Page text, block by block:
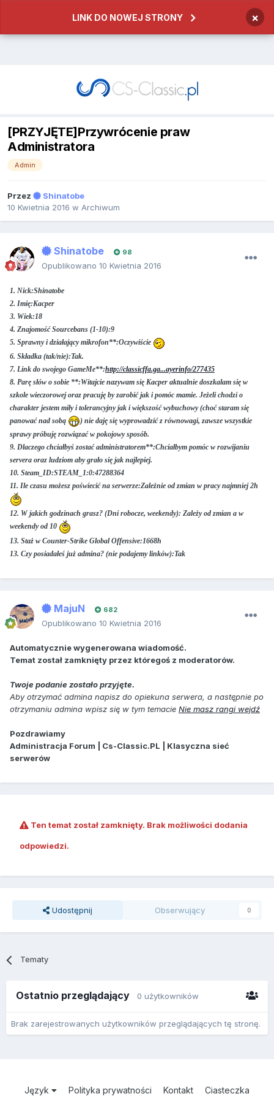
LINK DO NOWEJ STRONY ×
[PRZYJĘTE]Przywrócenie praw
Administratora
Admin
Przez
Shinatobe
10 Kwietnia 2016 w Archiwum
Shinatobe 98
Opublikowano 10 Kwietnia 2016
1. Nick:Shinatobe
2. Imię:Kacper
3. Wiek:18
4. Znajomość Sourcebans (1-10):9
5. Sprawny i działający mikrofon**:Oczywiście
6. Składka (tak/nie):Tak.
7. Link do swojego GameMe**:http://classicffa.ga...ayerinfo/277435
8. Parę słów o sobie **:Witajcie nazywam się Kacper aktualnie doszkalam się w
szkole wieczorowej oraz pracuję by zarobić jak i pomóc mamie. Jeżeli chodzi o
charakter jestem miły i tolerancyjny jak i większość wybuchowy (choć staram się
panować nad sobą
) nie daję się wyprowadzić z równowagi, zawsze wszystkie
sprawy próbuję rozwiązać w pokojowy sposób.
9. Dlaczego chciałbyś zostać administratorem**:Chciałbym pomóc w rozwijaniu
servera oraz ludziom aby grało się jak najlepiej.
10. Steam_ID:STEAM_1:0:47288364
11. Ile czasu możesz poświecić na serwerze:Zależnie od zmian w pracy najmniej 2h
12. W jakich godzinach grasz? (Dni robocze, weekendy): Zależy od zmian a w
weekendy od 10
13. Staż w Counter-Strike Global Offensive:1668h
13. Czy posiadałeś już admina? (nie podajemy linków):Tak
MajuN 682
Opublikowano 10 Kwietnia 2016
Automatycznie wygenerowana wiadomość.
Temat został zamknięty przez któregoś z moderatorów.
Twoje podanie zostało przyjęte.
Aby otrzymać admina napisz do opiekuna serwera, a następnie po
otrzymaniu admina wpisz się w tym temacie Nie masz rangi wejdź
Pozdrawiamy
Administracja Forum | Cs-Classic.PL | Klasyczna sieć
serwerów
Ten temat został zamknięty. Brak możliwości dodania
odpowiedzi.
Udostępnij Obserwujący 0
Tematy
Ostatnio przeglądający 0 użytkowników
Brak zarejestrowanych użytkowników przeglądających tę stronę.
Język Polityka prywatności Kontakt Ciasteczka